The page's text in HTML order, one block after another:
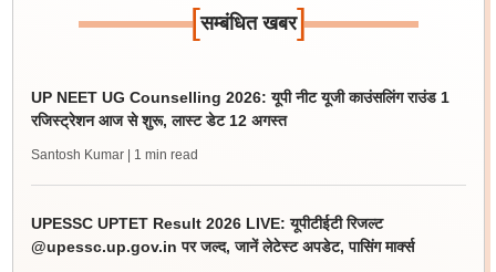
[सम्बंधित खबर]
UP NEET UG Counselling 2026: यूपी नीट यूजी काउंसलिंग राउंड 1
रजिस्ट्रेशन आज से शुरू, लास्ट डेट 12 अगस्त
Santosh Kumar | 1 min read
UPESSC UPTET Result 2026 LIVE: यूपीटीईटी रिजल्ट
@upessc.up.gov.in पर जल्द, जानें लेटेस्ट अपडेट, पासिंग मार्क्स